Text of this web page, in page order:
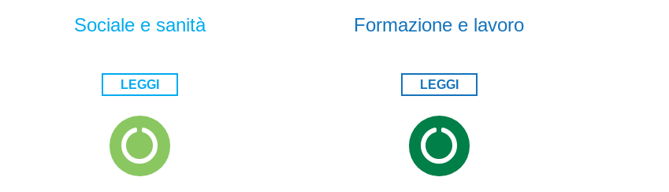
Sociale e sanità
LEGGI
Formazione e lavoro
LEGGI